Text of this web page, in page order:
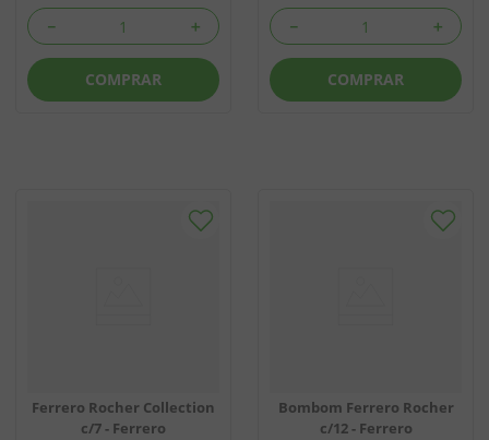
＋
－
COMPRAR
＋
－
COMPRAR
Ferrero Rocher Collection
c/7 - Ferrero
Bombom Ferrero Rocher
c/12 - Ferrero